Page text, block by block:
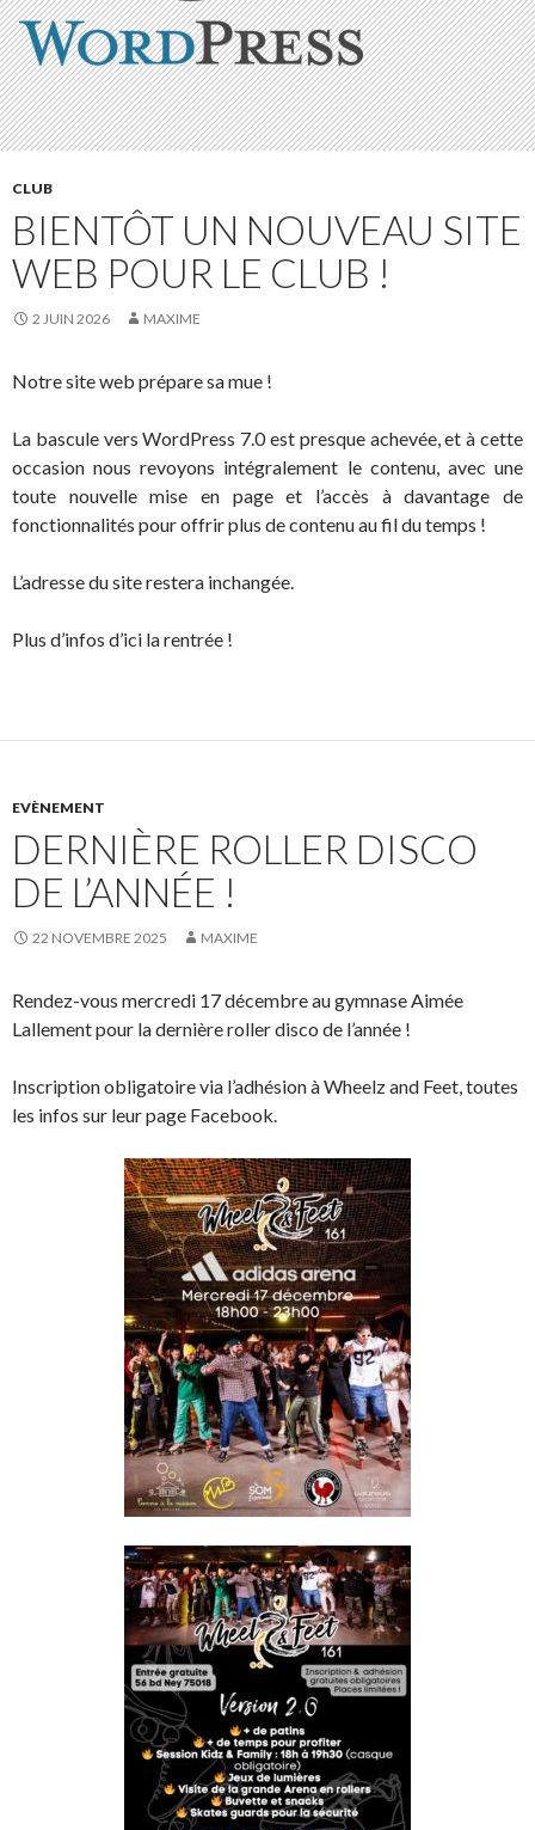
CLUB
BIENTÔT UN NOUVEAU SITE
WEB POUR LE CLUB !
2 JUIN 2026 MAXIME
Notre site web prépare sa mue !
La bascule vers WordPress 7.0 est presque achevée, et à cette
occasion nous revoyons intégralement le contenu, avec une
toute nouvelle mise en page et l’accès à davantage de
fonctionnalités pour offrir plus de contenu au fil du temps !
L’adresse du site restera inchangée.
Plus d’infos d’ici la rentrée !
EVÈNEMENT
DERNIÈRE ROLLER DISCO
DE L’ANNÉE !
22 NOVEMBRE 2025 MAXIME
Rendez-vous mercredi 17 décembre au gymnase Aimée
Lallement pour la dernière roller disco de l’année !
Inscription obligatoire via l’adhésion à Wheelz and Feet, toutes
les infos sur leur page Facebook.